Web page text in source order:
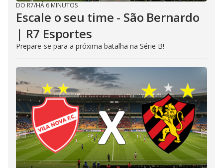
DO R7/HÁ 6 MINUTOS
Escale o seu time - São Bernardo
| R7 Esportes
Prepare-se para a próxima batalha na Série B!